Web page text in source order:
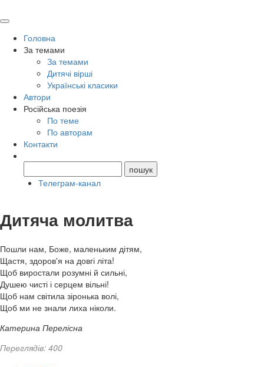
Головна
За темами
За темами
Дитячі вірші
Українські класики
Автори
Російська поезія
По теме
По авторам
Контакти
Телеграм-канал
Дитяча молитва
Пошли нам, Боже, маленьким дітям,
Щастя, здоров'я на довгі літа!
Щоб виростали розумні й сильні,
Душею чисті і серцем вільні!
Щоб нам світила зіронька волі,
Щоб ми не знали лиха ніколи.
Катерина Перелісна
Переглядів: 400